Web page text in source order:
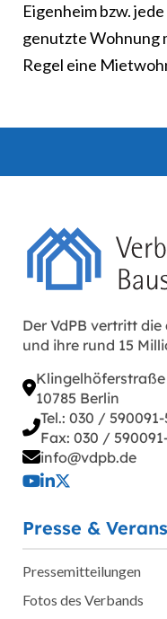
Eigenheim bzw.
genutzte Wohnung
Regel eine
Der VdPB vertritt
und ihre rund 15
10785 Berlin
Tel.: 030 /
Fax: 030 /
info@vdpb.de
Presse &
Pressemitteilungen
Fotos des Verbands